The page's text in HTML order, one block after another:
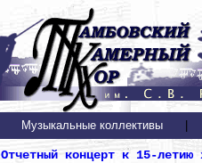
Музыкальные коллективы
Отчетный концерт к 15-летию